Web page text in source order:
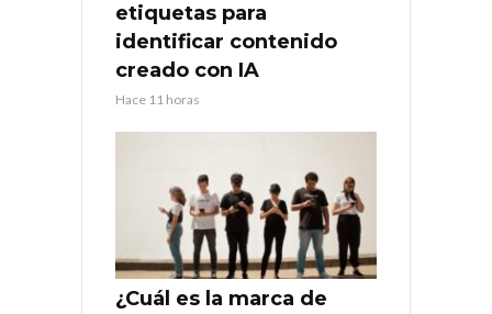
etiquetas para
identificar contenido
creado con IA
Hace 11 horas
¿Cuál es la marca de